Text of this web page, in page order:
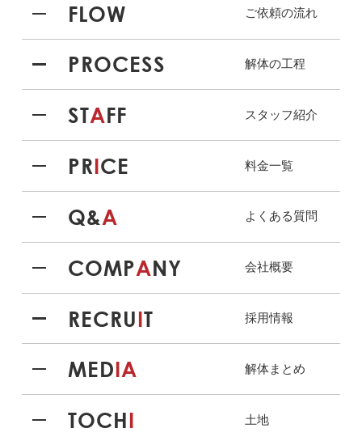
FLOW ご依頼の流れ
PROCESS 解体の工程
STAFF スタッフ紹介
PRICE 料金一覧
Q&A よくある質問
COMPANY 会社概要
RECRUIT 採用情報
MEDIA 解体まとめ
TOCHI 土地